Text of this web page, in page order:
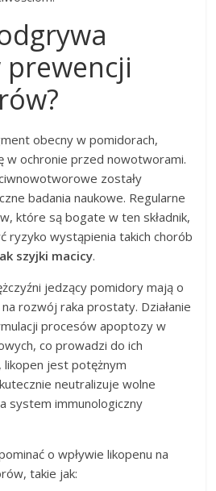
obecny w pomidorach,
w ochronie przed nowotworami.
zostały
badania naukowe. Regularne
które są bogate w ten składnik,
ryzyko wystąpienia takich chorób
szyjki macicy.
jedzący pomidory mają o
rozwój raka prostaty. Działanie
procesów apoptozy w
co prowadzi do ich
likopen jest potężnym
neutralizuje wolne
system immunologiczny
o wpływie likopenu na
takie jak: